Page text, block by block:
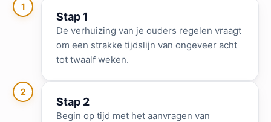
1
Stap 1
De verhuizing van je ouders regelen vraagt
om een strakke tijdslijn van ongeveer acht
tot twaalf weken.
2
Stap 2
Begin op tijd met het aanvragen van